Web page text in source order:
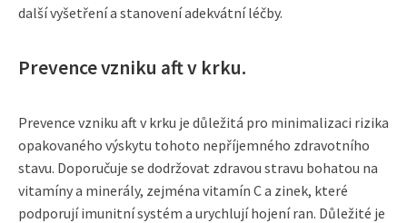
další vyšetření a stanovení adekvátní léčby.
Prevence vzniku aft v krku.
Prevence vzniku aft v krku je důležitá pro minimalizaci rizika
opakovaného výskytu tohoto nepříjemného zdravotního
stavu. Doporučuje se dodržovat zdravou stravu bohatou na
vitamíny a minerály, zejména vitamín C a zinek, které
podporují imunitní systém a urychlují hojení ran. Důležité je